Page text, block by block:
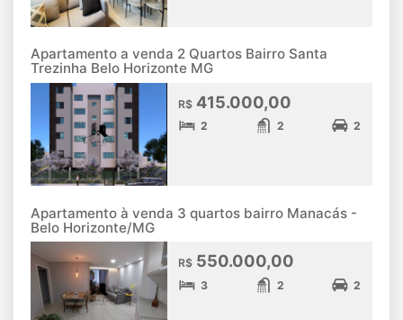
Apartamento a venda 2 Quartos Bairro Santa
Trezinha Belo Horizonte MG
R$ 415.000,00
2 2 2
Apartamento à venda 3 quartos bairro Manacás -
Belo Horizonte/MG
R$ 550.000,00
3 2 2